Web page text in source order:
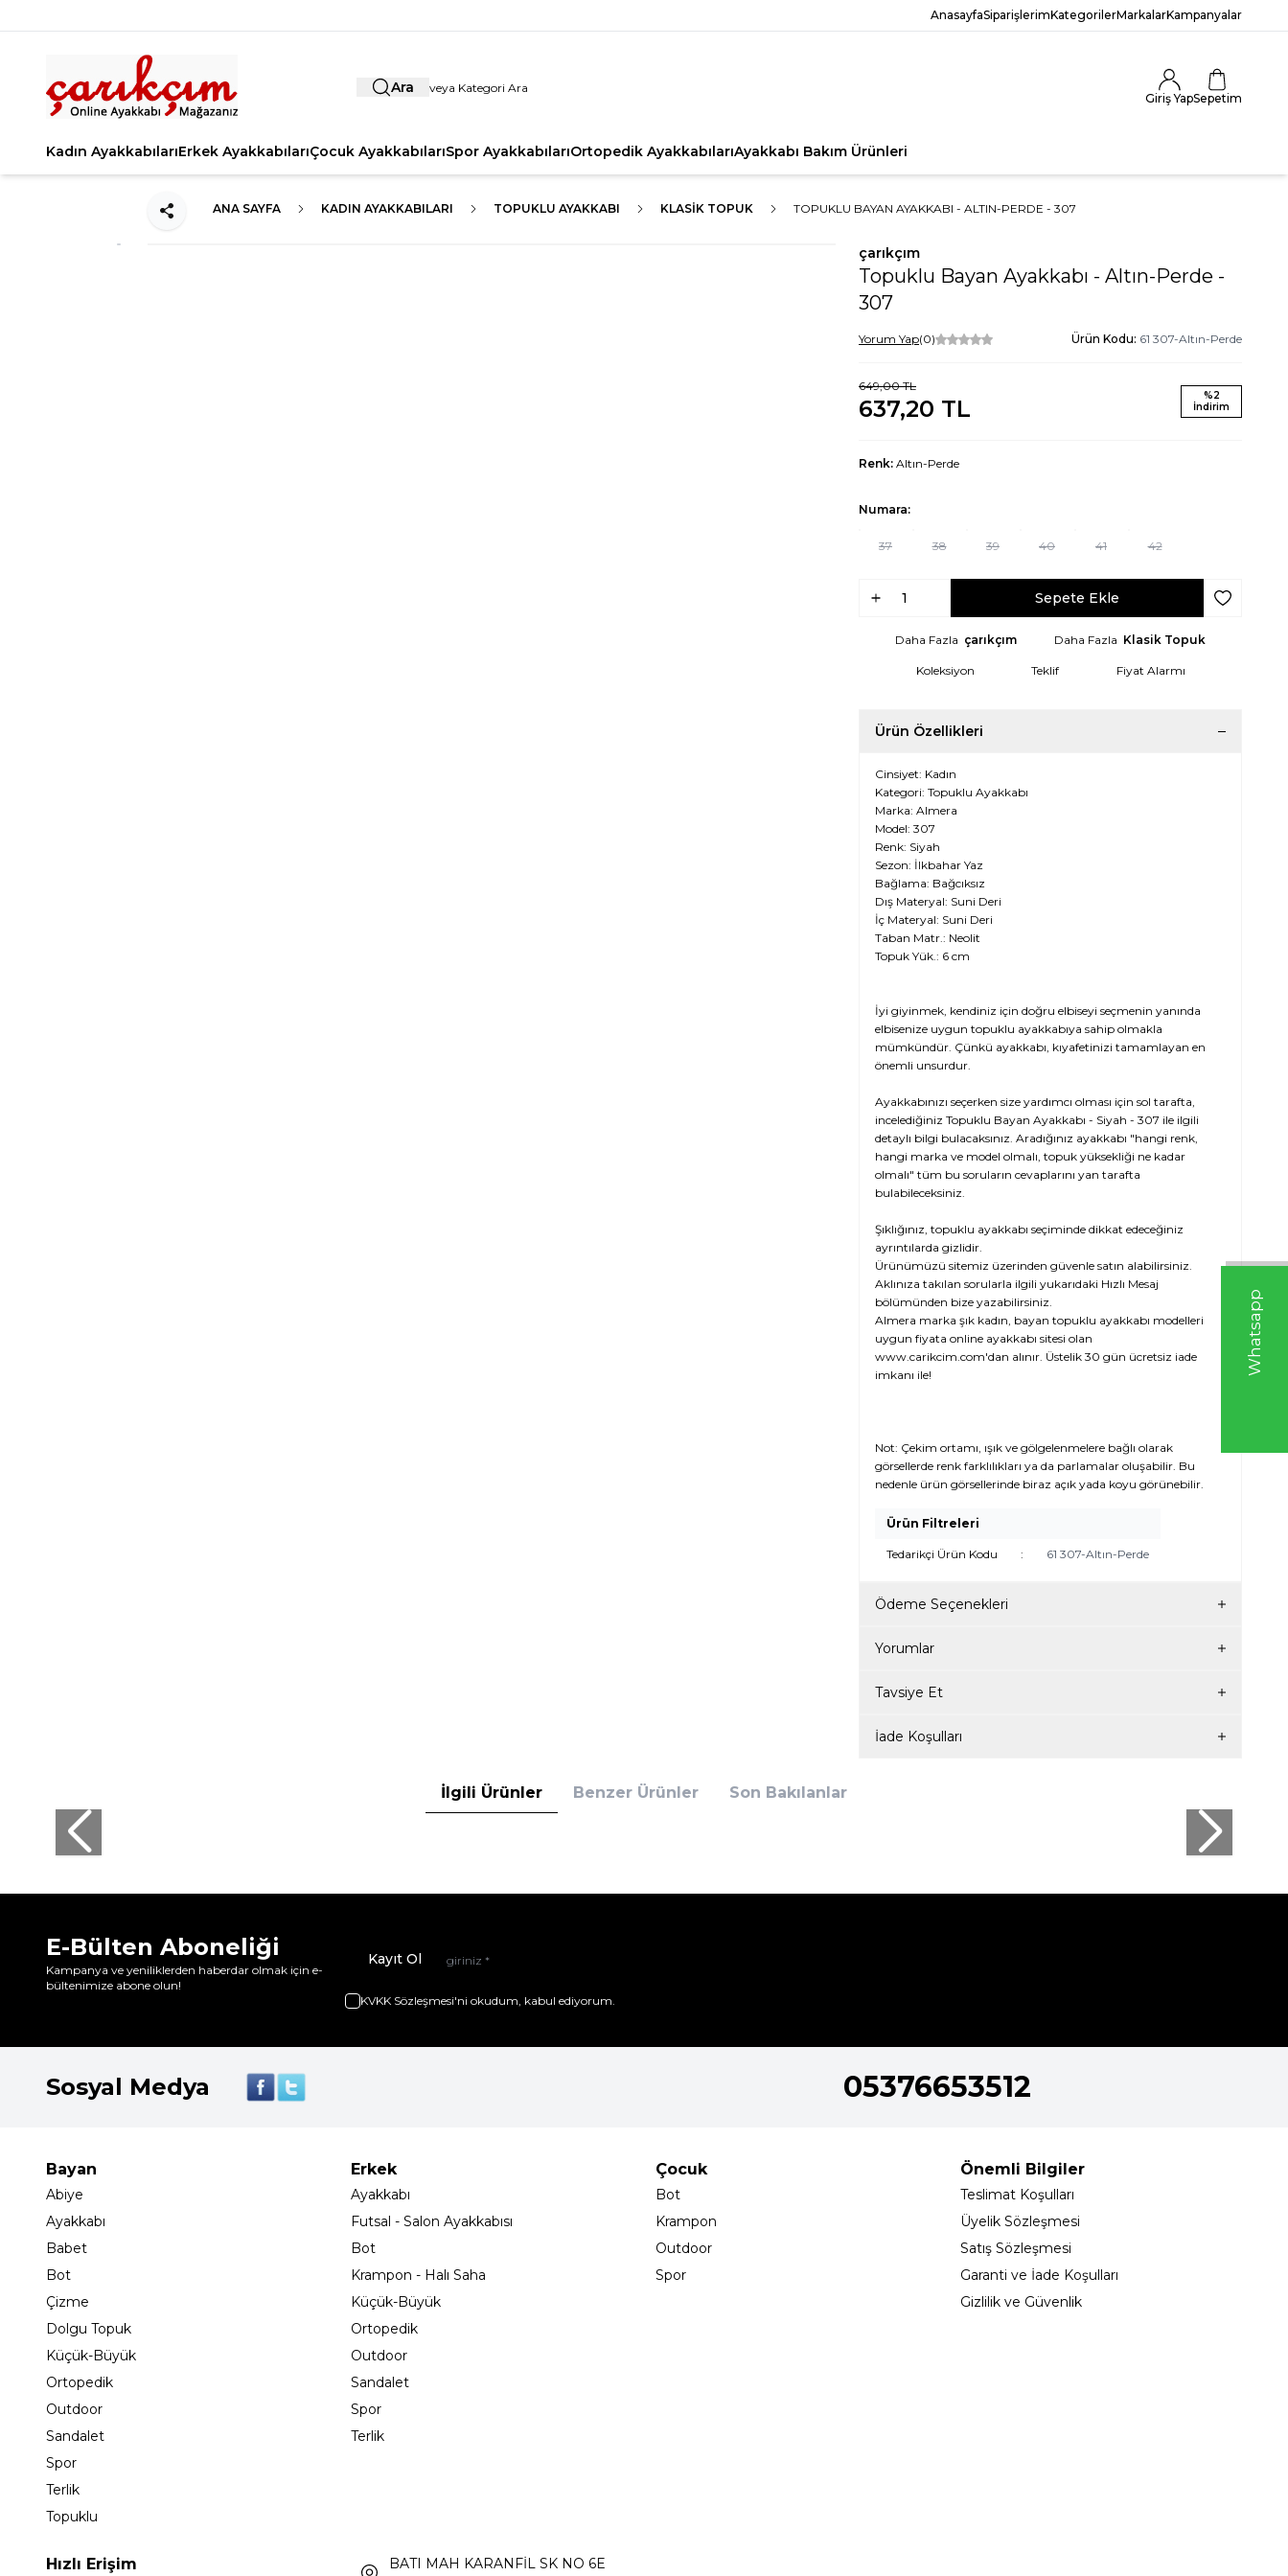
W
h
t
s
a
p
p
D
e
s
e
H
a
t
t
AnasayfaSiparişlerimKategorilerMarkalarKampanyalar
Ara
Giriş YapSepetim
Kadın AyakkabılarıErkek AyakkabılarıÇocuk AyakkabılarıSpor AyakkabılarıOrtopedik AyakkabılarıAyakkabı Bakım Ürünleri
ANA SAYFA KADIN AYAKKABILARI TOPUKLU AYAKKABI KLASIK TOPUK TOPUKLU BAYAN AYAKKABI - ALTIN-PERDE - 307
Paylaş
çarıkçım
Topuklu Bayan Ayakkabı - Altın-Perde -
307
Yorum Yap(0) Ürün Kodu: 61 307-Altın-Perde
649,00TL
637,20 TL %2
İndirim
Renk: Altın-Perde
Numara:
37 38 39 40 41 42
Sepete Ekle Favoriye
Daha Fazla çarıkçım Daha Fazla Klasik Topuk
Koleksiyon Teklif Fiyat Alarmı
Ürün Özellikleri
Cinsiyet: Kadın
Kategori: Topuklu Ayakkabı
Marka: Almera
Model: 307
Renk: Siyah
Sezon: İlkbahar Yaz
Bağlama: Bağcıksız
Dış Materyal: Suni Deri
İç Materyal: Suni Deri
Taban Matr.: Neolit
Topuk Yük.: 6 cm
İyi giyinmek, kendiniz için doğru elbiseyi seçmenin yanında
elbisenize uygun topuklu ayakkabıya sahip olmakla
mümkündür. Çünkü ayakkabı, kıyafetinizi tamamlayan en
önemli unsurdur.
Ayakkabınızı seçerken size yardımcı olması için sol tarafta,
incelediğiniz Topuklu Bayan Ayakkabı - Siyah - 307 ile ilgili
detaylı bilgi bulacaksınız. Aradığınız ayakkabı "hangi renk,
hangi marka ve model olmalı, topuk yüksekliği ne kadar
olmalı" tüm bu soruların cevaplarını yan tarafta
bulabileceksiniz.
Şıklığınız, topuklu ayakkabı seçiminde dikkat edeceğiniz
ayrıntılarda gizlidir.
Ürünümüzü sitemiz üzerinden güvenle satın alabilirsiniz.
Aklınıza takılan sorularla ilgili yukarıdaki Hızlı Mesaj
bölümünden bize yazabilirsiniz.
Almera marka şık kadın, bayan topuklu ayakkabı modelleri
uygun fiyata online ayakkabı sitesi olan
www.carikcim.com'dan alınır. Üstelik 30 gün ücretsiz iade
imkanı ile!
Not: Çekim ortamı, ışık ve gölgelenmelere bağlı olarak
görsellerde renk farklılıkları ya da parlamalar oluşabilir. Bu
nedenle ürün görsellerinde biraz açık yada koyu görünebilir.
Ürün Filtreleri
Tedarikçi Ürün Kodu : 61 307-Altın-Perde
Ödeme Seçenekleri
Yorumlar
Tavsiye Et
İade Koşulları
İlgili Ürünler Benzer Ürünler Son Bakılanlar
E-Bülten Aboneliği
Kampanya ve yeniliklerden haberdar olmak için e-
bültenimize abone olun!
Kayıt Ol
KVKK Sözleşmesi'ni okudum, kabul ediyorum.
Sosyal Medya 05376653512
Bayan
Abiye
Ayakkabı
Babet
Bot
Çizme
Dolgu Topuk
Küçük-Büyük
Ortopedik
Outdoor
Sandalet
Spor
Terlik
Topuklu
Erkek
Ayakkabı
Futsal - Salon Ayakkabısı
Bot
Krampon - Halı Saha
Küçük-Büyük
Ortopedik
Outdoor
Sandalet
Spor
Terlik
Çocuk
Bot
Krampon
Outdoor
Spor
Önemli Bilgiler
Teslimat Koşulları
Üyelik Sözleşmesi
Satış Sözleşmesi
Garanti ve İade Koşulları
Gizlilik ve Güvenlik
Hızlı Erişim BATI MAH KARANFİL SK NO 6E